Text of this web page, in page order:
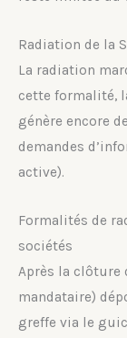
Radiation de la
La radiation
cette formalité,
génère encore
demandes
active).
Formalités de
sociétés
Après la
mandataire)
greffe via le